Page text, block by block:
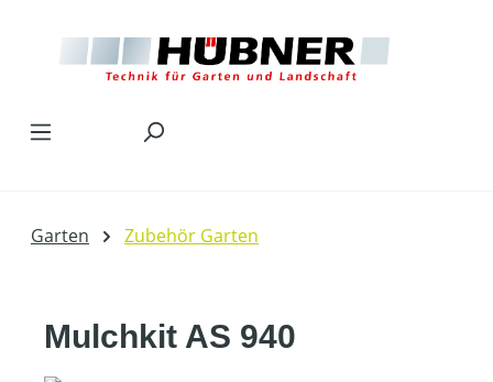
Garten Zubehör Garten
Mulchkit AS 940